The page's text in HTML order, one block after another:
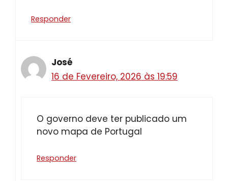
Responder
José
16 de Fevereiro, 2026 às 19:59
O governo deve ter publicado um
novo mapa de Portugal
Responder